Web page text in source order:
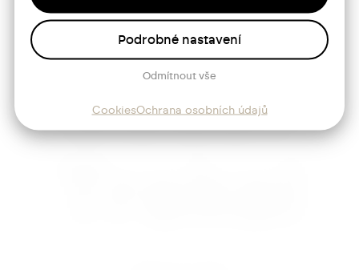
Odmítnout vše
Podrobné nastavení
CookiesOchrana osobních údajů
Josef